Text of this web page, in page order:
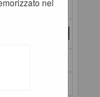
nel